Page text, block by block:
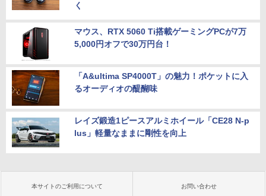
く
マウス、RTX 5060 Ti搭載ゲーミングPCが7万
5,000円オフで30万円台！
「A&ultima SP4000T」の魅力！ポケットに入
るオーディオの醍醐味
レイズ鍛造1ピースアルミホイール「CE28 N-p
lus」軽量なままに剛性を向上
本サイトのご利用について お問い合わせ